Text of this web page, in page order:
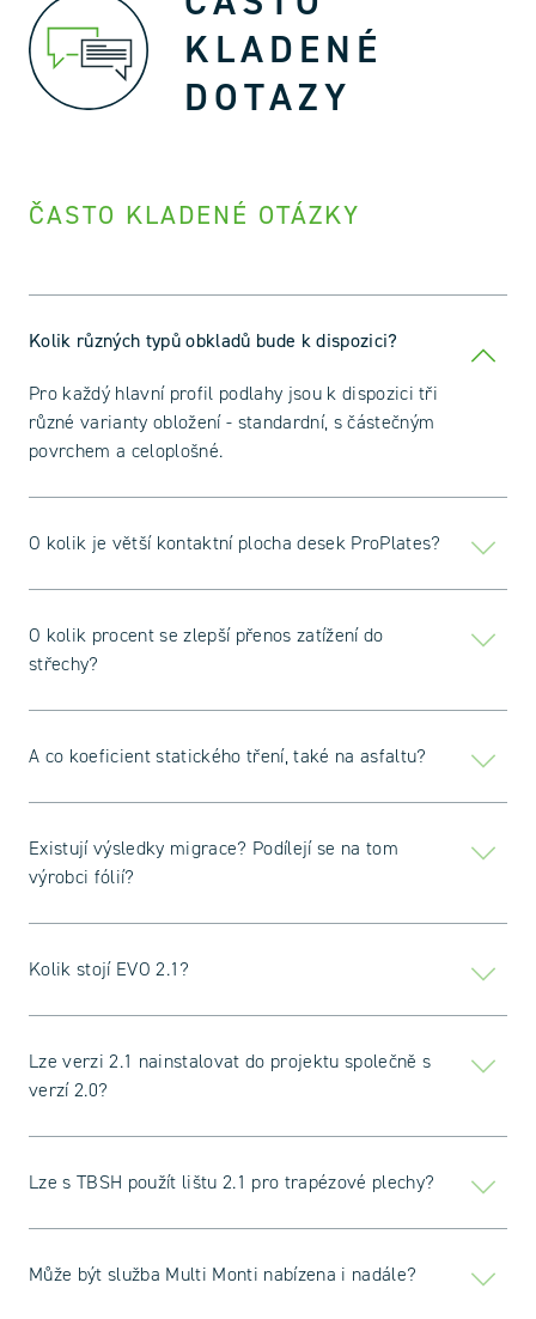
KLADENÉ
DOTAZY
ČASTO KLADENÉ OTÁZKY
Kolik různých typů obkladů bude k dispozici?
Pro každý hlavní profil podlahy jsou k dispozici tři
různé varianty obložení - standardní, s částečným
povrchem a celoplošné.
O kolik je větší kontaktní plocha desek ProPlates?
O kolik procent se zlepší přenos zatížení do
střechy?
A co koeficient statického tření, také na asfaltu?
Existují výsledky migrace? Podílejí se na tom
výrobci fólií?
Kolik stojí EVO 2.1?
Lze verzi 2.1 nainstalovat do projektu společně s
verzí 2.0?
Lze s TBSH použít lištu 2.1 pro trapézové plechy?
Může být služba Multi Monti nabízena i nadále?